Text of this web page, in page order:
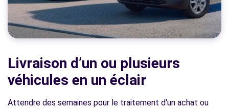
Livraison d’un ou plusieurs
véhicules en un éclair
Attendre des semaines pour le traitement d'un achat ou